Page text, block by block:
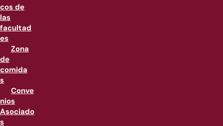
cos de
las
facultad
es
Zona
de
comida
s
Conve
nios
Asociado
s